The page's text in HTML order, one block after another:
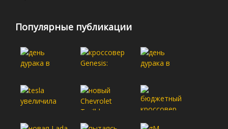
Популярные публикации